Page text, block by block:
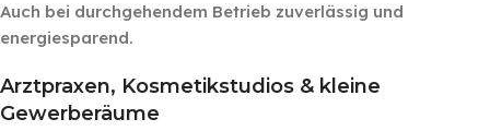
Auch bei durchgehendem Betrieb zuverlässig und
energiesparend.
Arztpraxen, Kosmetikstudios & kleine
Gewerberäume